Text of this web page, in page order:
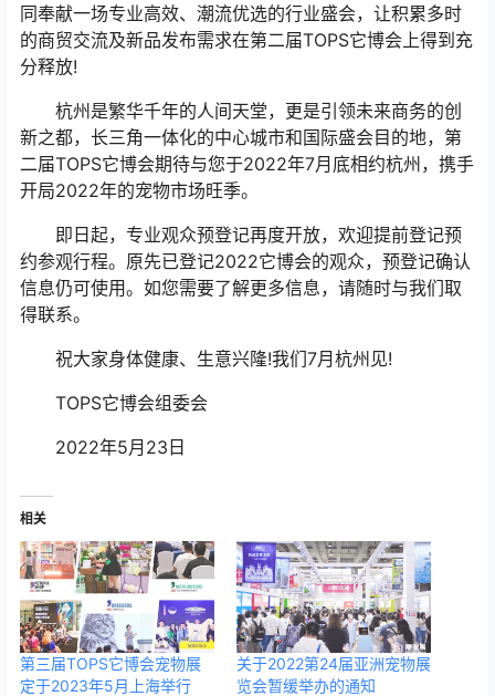
同奉献一场专业高效、潮流优选的行业盛会，让积累多时
的商贸交流及新品发布需求在第二届TOPS它博会上得到充
分释放!
杭州是繁华千年的人间天堂，更是引领未来商务的创
新之都，长三角一体化的中心城市和国际盛会目的地，第
二届TOPS它博会期待与您于2022年7月底相约杭州，携手
开局2022年的宠物市场旺季。
即日起，专业观众预登记再度开放，欢迎提前登记预
约参观行程。原先已登记2022它博会的观众，预登记确认
信息仍可使用。如您需要了解更多信息，请随时与我们取
得联系。
祝大家身体健康、生意兴隆!我们7月杭州见!
TOPS它博会组委会
2022年5月23日
相关
第三届TOPS它博会宠物展
定于2023年5月上海举行
关于2022第24届亚洲宠物展
览会暂缓举办的通知